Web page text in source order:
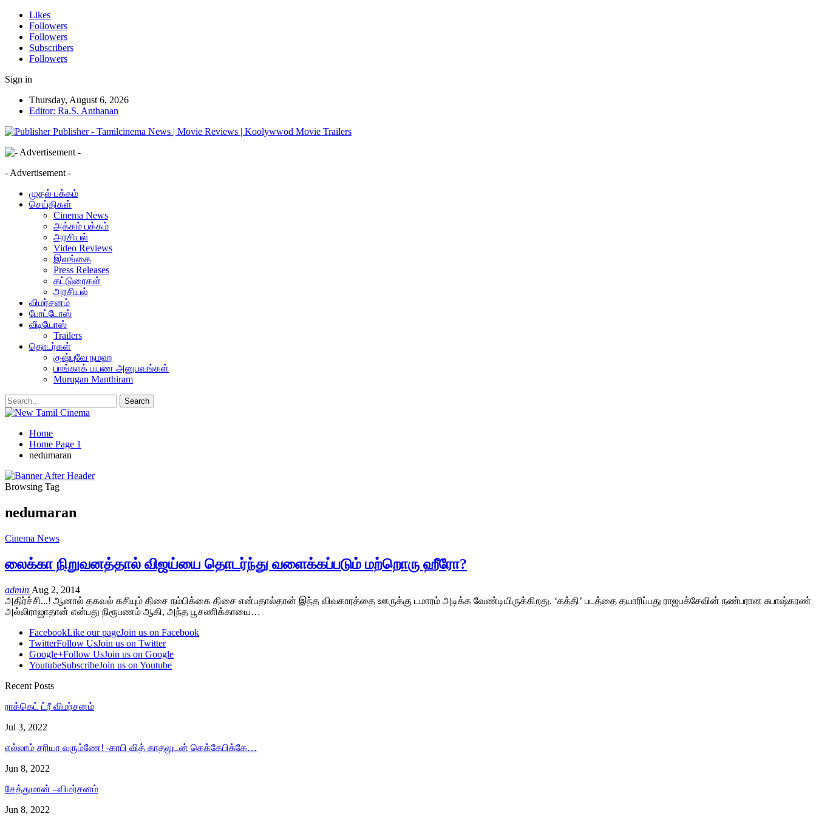
Likes
Followers
Followers
Subscribers
Followers
Sign in
Thursday, August 6, 2026
Editor: Ra.S. Anthanan
Publisher - Tamilcinema News | Movie Reviews | Koolywwod Movie Trailers
- Advertisement -
முதல் பக்கம்
செய்திகள்
Cinema News
அக்கம் பக்கம்
அரசியல்
Video Reviews
இலங்கை
Press Releases
கட்டுரைகள்
அரசியல்
விமர்சனம்
போட்டோஸ்
வீடியோஸ்
Trailers
தொடர்கள்
குஷ்புவே நமஹ
பாங்காக் பயண அனுபவங்கள்
Murugan Manthiram
Home
Home Page 1
nedumaran
Browsing Tag
nedumaran
Cinema News
லைக்கா நிறுவனத்தால் விஜய்யை தொடர்ந்து வளைக்கப்படும் மற்றொரு ஹீரோ?
admin Aug 2, 2014
அதிர்ச்சி...! ஆனால் தகவல் கசியும் திசை நம்பிக்கை திசை என்பதால்தான் இந்த விவகாரத்தை ஊருக்கு டமாரம் அடிக்க வேண்டியிருக்கிறது. ‘கத்தி’ படத்தை தயாரிப்பது ராஜபக்சேவின் நண்பரான சுபாஷ்கரண்
அல்லிராஜாதான் என்பது நிரூபணம் ஆகி, அந்த பூசணிக்காயை…
FacebookLike our pageJoin us on Facebook
TwitterFollow UsJoin us on Twitter
Google+Follow UsJoin us on Google
YoutubeSubscribeJoin us on Youtube
Recent Posts
ராக்கெட் ட்ரீ விமர்சனம்
Jul 3, 2022
எல்லாம் சரியா வரும்ணே! -காபி வித் காதலுடன் கெக்கேபிக்கே…
Jun 8, 2022
சேத்துமான் –விமர்சனம்
Jun 8, 2022